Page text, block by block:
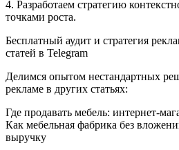
4. Разработаем стратегию
точками роста.
Бесплатный аудит и стратегия
статей в Telegram
Делимся опытом нестандартных
рекламе в других статьях:
Где продавать мебель: интернет-
Как мебельная фабрика без
выручку